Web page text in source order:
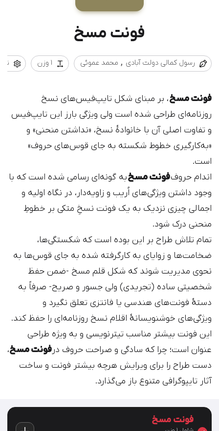
فونت مسخ
رسول کمالی دولت آبادی محمد عموئی 1 وزن
فونت مسخ، بر مبنای شکل تایپ‌فیس‌های نسخ
روزنامه‌ای طراحی شده است ولی ویژگی بارز این تایپ‌فیس
و تفاوت اصلی آن با خانوادۀ نسخ، «نداشتن منحنی» و
«به‌کارگیری خطوط شکسته به جای قوس‌های حروف»
است.
اندام حروففونت مسخبه گونه‌ای رسامی شده است که با
وجود داشتن ویژگی‌های‌ اُریب و زاویه‌دار، در نگاه اولیه و
اجمالی چیزی نزدیک به یک فونت نسخِ متکی بر خطوطِ
منحنی درک شود.
تمام تلاش طراح بر این بوده است که شکستگی‌ها،
ضخامت‌ها و زوایای به کارگرفته شده به جای قوس‌ها به
نحوی مدیریت شوند که شکل قلم مسخ -ضمن حفظ
شخصیتی ساده (تجریدی) ولی جسور و صریح- صرفاً به
دستۀ فونت‌های هندسی یا فانتزی تعلق نگیرد و
ویژگی‌های خوشنویسانۀ اقلام نسخ روزنامه‌ای را حفظ کند.
این فونت بیشتر مناسب تیترنویسی و به ویژه طراحی
عنوان است؛ چرا که سادگی و صراحت حروف درفونت مسخ،
دست طراح را برای ویرایش هرچه بیشتر فونت و ساخت
آثار تایپوگرافی متنوع باز می‌گذارد.
فونت مسخ